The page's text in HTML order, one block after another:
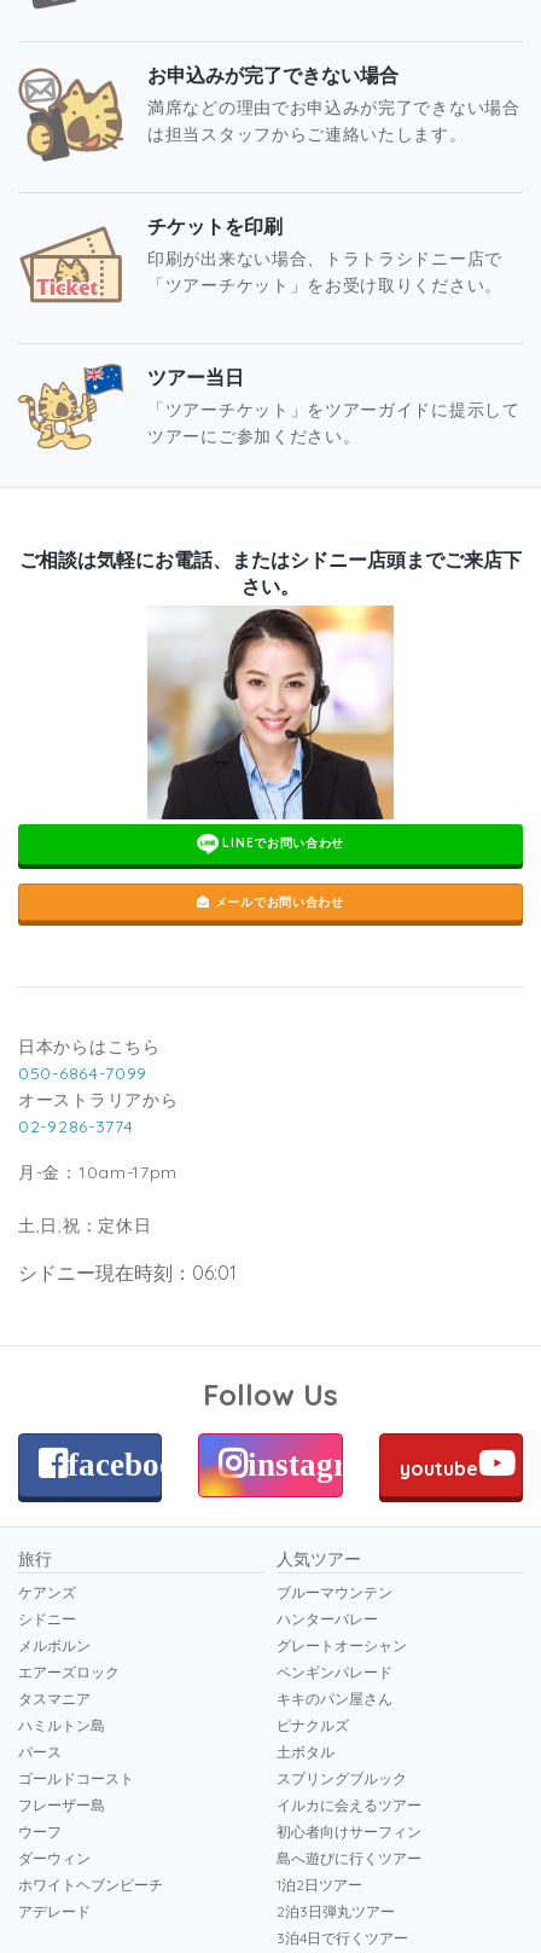
お申込みが完了できない場合
満席などの理由でお申込みが完了できない場合
は担当スタッフからご連絡いたします。
チケットを印刷
印刷が出来ない場合、トラトラシドニー店で
「ツアーチケット」をお受け取りください。
ツアー当日
「ツアーチケット」をツアーガイドに提示して
ツアーにご参加ください。
ご相談は気軽にお電話、またはシドニー店頭までご来店下
さい。
LINEでお問い合わせ
メールでお問い合わせ
日本からはこちら
050-6864-7099
オーストラリアから
02-9286-3774
月-金：10am-17pm
土,日,祝：定休日
シドニー現在時刻：06:01
Follow Us
facebook instagram youtube
旅行
ケアンズ
シドニー
メルボルン
エアーズロック
タスマニア
ハミルトン島
パース
ゴールドコースト
フレーザー島
ウーフ
ダーウィン
ホワイトヘブンビーチ
アデレード
人気ツアー
ブルーマウンテン
ハンターバレー
グレートオーシャン
ペンギンパレード
キキのパン屋さん
ピナクルズ
土ボタル
スプリングブルック
イルカに会えるツアー
初心者向けサーフィン
島へ遊びに行くツアー
1泊2日ツアー
2泊3日弾丸ツアー
3泊4日で行くツアー